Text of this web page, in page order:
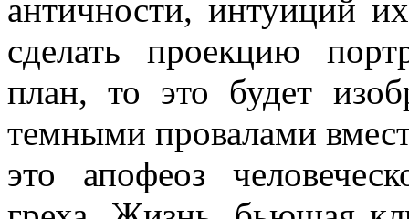
античности, интуиций
сделать проекцию
план, то это будет
темными провалами
это апофеоз